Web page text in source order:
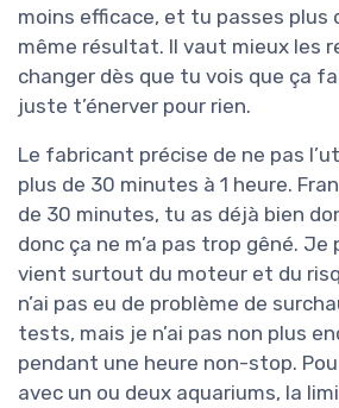
moins efficace, et tu passes plus
même résultat. Il vaut mieux les
changer dès que tu vois que ça
juste t’énerver pour rien.
Le fabricant précise de ne pas
plus de 30 minutes à 1 heure.
de 30 minutes, tu as déjà bien
donc ça ne m’a pas trop gêné.
vient surtout du moteur et du
n’ai pas eu de problème de
tests, mais je n’ai pas non plus
pendant une heure non-stop.
avec un ou deux aquariums, la